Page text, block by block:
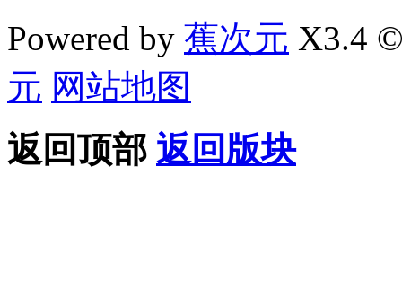
Powered by 蕉次元 X3.4
元 网站地图
返回顶部 返回版块